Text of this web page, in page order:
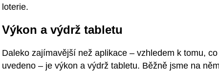
loterie.
Výkon a výdrž tabletu
Daleko zajímavější než aplikace – vzhledem k tomu,
uvedeno – je výkon a výdrž tabletu. Běžně jsme na